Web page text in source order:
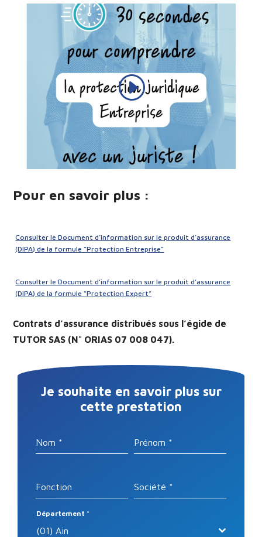
Pour en savoir plus :
Consulter le Document d’information sur le produit d’assurance
(DIPA) de la formule “Protection Entreprise”
Consulter le Document d’information sur le produit d’assurance
(DIPA) de la formule “Protection Expert”
Contrats d’assurance distribués sous l’égide de
TUTOR SAS (N° ORIAS 07 008 047).
Je souhaite en savoir plus sur
cette prestation
Nom * Prénom *
Fonction Société *
Département *
(01) Ain